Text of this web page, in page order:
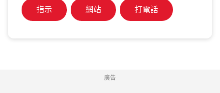
指示 網站 打電話
廣告